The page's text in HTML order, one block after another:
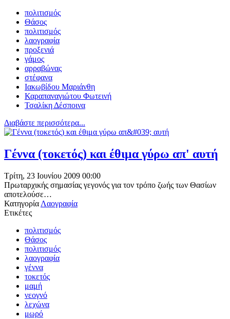
πολιτισμός
Θάσος
πολιτισμός
λαογραφία
προξενιά
γάμος
αρραβώνας
στέφανα
Ιακωβίδου Μαριάνθη
Καραπαναγιώτου Φωτεινή
Τσαλίκη Δέσποινα
Διαβάστε περισσότερα...
Γέννα (τοκετός) και έθιμα γύρω απ' αυτή
Τρίτη, 23 Ιουνίου 2009 00:00
Πρωταρχικής σημασίας γεγονός για τον τρόπο ζωής των Θασίων
αποτελούσε…
Κατηγορία Λαογραφία
Ετικέτες
πολιτισμός
Θάσος
πολιτισμός
λαογραφία
γέννα
τοκετός
μαμή
νεογνό
λεχώνα
μωρό